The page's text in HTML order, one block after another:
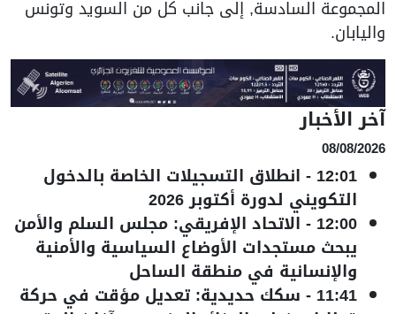
المجموعة السادسة, إلى جانب كل من السويد وتونس
واليابان.
آخر الأخبار
08/08/2026
12:01
- انطلاق التسجيلات الخاصة بالدخول
التكويني لدورة أكتوبر 2026
12:00
- الاتحاد الإفريقي: مجلس السلم والأمن
يبحث مستجدات الأوضاع السياسية والأمنية
والإنسانية في منطقة الساحل
11:41
- سكك حديدية: تعديل مؤقت في حركة